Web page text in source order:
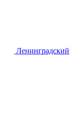
Ленинградский